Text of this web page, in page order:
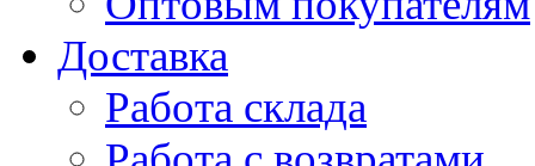
Доставка
Работа склада